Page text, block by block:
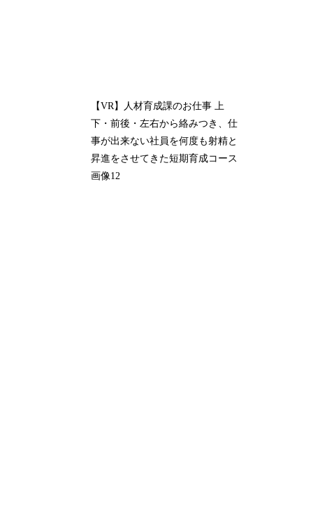
【VR】人材育成課のお仕事 上
下・前後・左右から絡みつき、仕
事が出来ない社員を何度も射精と
昇進をさせてきた短期育成コース
画像12